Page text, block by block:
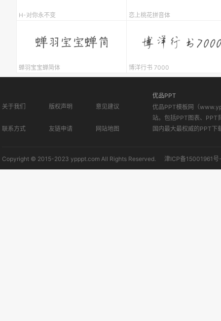
H-对你永不变 恋上桃花拼音体
蝉羽宝宝蝉简体 博洋行书 7000
关于我们 版权声明 意见建议
联系方式 友链申请 网站地图
优品PPT
优品PPT模板网（
站。包括PPT图表、PPT
国内最大最权威的PPT下
Copyright © 2015-2023 ypppt.com All Rights Reserved. 津ICP备15001961号